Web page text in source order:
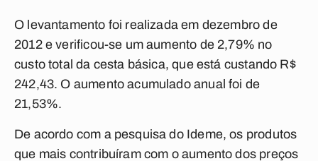
O levantamento foi realizada em dezembro de
2012 e verificou-se um aumento de 2,79% no
custo total da cesta básica, que está custando R$
242,43. O aumento acumulado anual foi de
21,53%.
De acordo com a pesquisa do Ideme, os produtos
que mais contribuíram com o aumento dos preços